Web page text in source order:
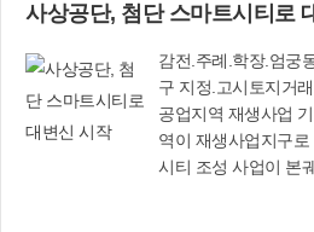
사상공단, 첨단 스마트시티로
감전.주례.학장.엄
구 지정.고시토지거래
공업지역 재생사업
역이 재생사업지구
시티 조성 사업이 본